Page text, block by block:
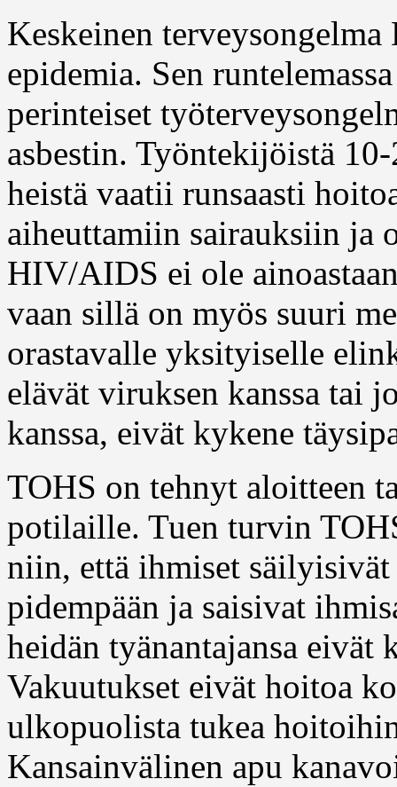
Keskeinen
epidemia. Sen
perinteiset
asbestin. Työntekijöistä
heistä vaatii runsaasti
aiheuttamiin sairauksiin ja
HIV/AIDS ei ole
vaan sillä on myös suuri
orastavalle yksityiselle
elävät viruksen kanssa tai
kanssa, eivät kykene
TOHS on tehnyt aloitteen
potilaille. Tuen turvin
niin, että ihmiset
pidempään ja saisivat
heidän tyänantajansa eivät
Vakuutukset eivät hoitoa
ulkopuolista tukea
Kansainvälinen apu